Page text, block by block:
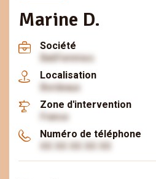
Marine D.
Société
BatiFemmes
Localisation
Bordeaux
Zone d'intervention
France
Numéro de téléphone
XX XX XX XX XX